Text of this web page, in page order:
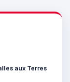
aux Terres